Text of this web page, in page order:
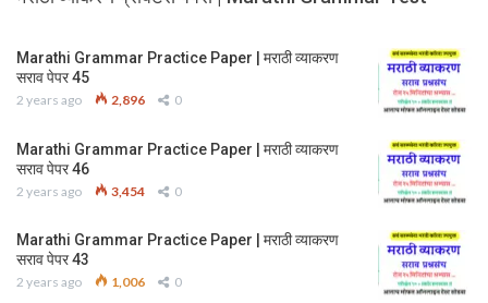
Marathi Grammar Practice Paper | मराठी व्याकरण
सराव पेपर 45
2 years ago 2,896 0
Marathi Grammar Practice Paper | मराठी व्याकरण
सराव पेपर 46
2 years ago 3,454 0
Marathi Grammar Practice Paper | मराठी व्याकरण
सराव पेपर 43
2 years ago 1,006 0